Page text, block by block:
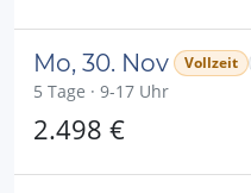
Mo, 30. Nov Vollzeit
5 Tage · 9-17 Uhr
2.498 €